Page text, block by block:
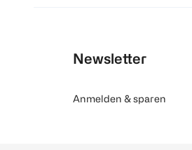
Newsletter
Anmelden & sparen